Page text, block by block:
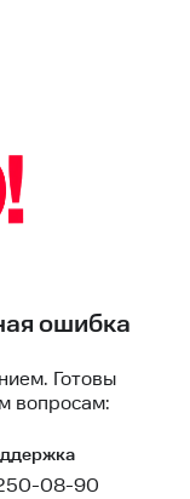
ошибка
Готовы
вопросам:
08-90